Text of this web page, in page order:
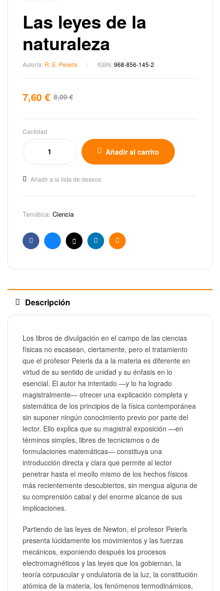
Las leyes de la
naturaleza
Autoría: R. E. Peierls ISBN:968-856-145-2
8,00€
7,60 €
Cantidad
Añadir al carrito
Añadir a la lista de deseos
Temática: Ciencia
FacebookBlueskyX LinkedinEmail
Descripción
Los libros de divulgación en el campo de las ciencias
físicas no escasean, ciertamente, pero el tratamiento
que el profesor Peierls da a la materia es diferente en
virtud de su sentido de unidad y su énfasis en lo
esencial. El autor ha intentado —y lo ha logrado
magistralmente— ofrecer una explicación completa y
sistemática de los principios de la física contemporánea
sin suponer ningún conocimiento previo por parte del
lector. Ello explica que su magistral exposición —en
términos simples, libres de tecnicismos o de
formulaciones matemáticas— constituya una
introducción directa y clara que permite al lector
penetrar hasta el meollo mismo de los hechos físicos
más recientemente descubiertos, sin mengua alguna de
su comprensión cabal y del enorme alcance de sus
implicaciones.
Partiendo de las leyes de Newton, el profesor Peierls
presenta lúcidamente los movimientos y las fuerzas
mecánicos, exponiendo después los procesos
electromagnéticos y las leyes que los gobiernan, la
teoría corpuscular y ondulatoria de la luz, la constitución
atómica de la materia, los fenómenos termodinámicos,